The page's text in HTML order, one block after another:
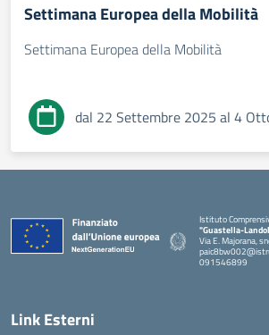
Settimana Europea della Mobilità
Settimana Europea della Mobilità
dal 22 Settembre 2025 al 4
Istituto
"Guastella-
Via E. Majorana,
091546899
Link Esterni